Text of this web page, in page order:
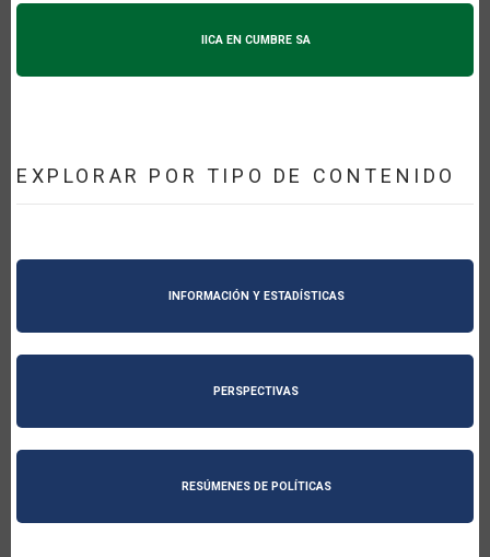
IICA EN CUMBRE SA
EXPLORAR POR TIPO DE CONTENIDO
INFORMACIÓN Y ESTADÍSTICAS
PERSPECTIVAS
RESÚMENES DE POLÍTICAS